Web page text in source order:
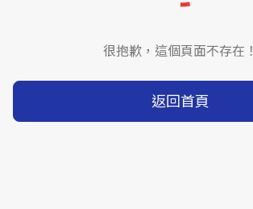
很抱歉，這個頁面不存在！
返回首頁